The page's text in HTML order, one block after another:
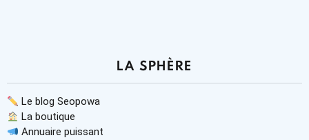
LA SPHÈRE
Le blog Seopowa
La boutique
Annuaire puissant